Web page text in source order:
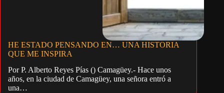
HE ESTADO PENSANDO EN… UNA HISTORIA
QUE ME INSPIRA
Por P. Alberto Reyes Pías () Camagüey.- Hace unos
años, en la ciudad de Camagüey, una señora entró a
una…